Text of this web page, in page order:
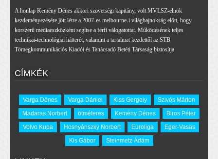
A honlap Kemény Dénes akkori szövetségi kapitány, volt MVLSZ-elnök
kezdeményezésére jött létre a 2007-es melbourne-i világbajnokság előtt, hogy
korszerű médiaeszközként segítse a férfi válogatottat. Működésének teljes
technikai-technológiai hátterét, valamint a tartalmat kezdettől az STB
Tömegkommunikációs Kiadói és Tanácsadó Betéti Társaság biztosítja.
CÍMKÉK
Varga Dénes Varga Dániel Kiss Gergely
Szivós Márton
Madaras Norbert
ötméteres Kemény Dénes
Biros Péter
Volvo Kupa
Hosnyánszky Norbert Euroliga
Eger-Vasas
Kis Gábor
Steinmetz Ádám